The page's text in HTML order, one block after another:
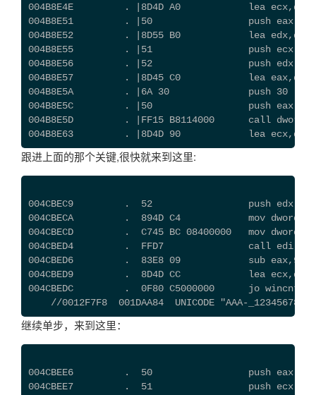
004B8E4E         . |8D4D A0            lea
004B8E51         . |50                 push eax
004B8E52         . |8D55 B0            lea
004B8E55         . |51                 push ecx
004B8E56         . |52                 push edx
004B8E57         . |8D45 C0            lea
004B8E5A         . |6A 30              push 30
004B8E5C         . |50                 push eax
004B8E5D         . |FF15 B8114000      call dword
004B8E63         . |8D4D 90            lea
跟进上面的那个关键,很快就来到这里:
004CBEC9         .  52                 push edx
004CBECA         .  894D C4            mov
004CBECD         .  C745 BC 08400000   mov
004CBED4         .  FFD7               call edi
004CBED6         .  83E8 09            sub eax,9
004CBED9         .  8D4D CC            lea
004CBEDC         .  0F80 C5000000      jo
//0012F7F8  001DAA84  UNICODE "AAA-_12345678"
继续单步，来到这里：
004CBEE6         .  50                 push eax
004CBEE7         .  51                 push ecx